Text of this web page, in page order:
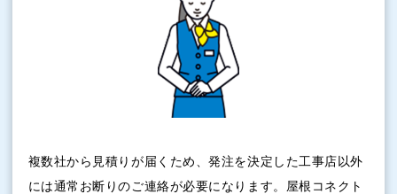
複数社から見積りが届くため、発注を決定した工事店以外
には通常お断りのご連絡が必要になります。屋根コネクト